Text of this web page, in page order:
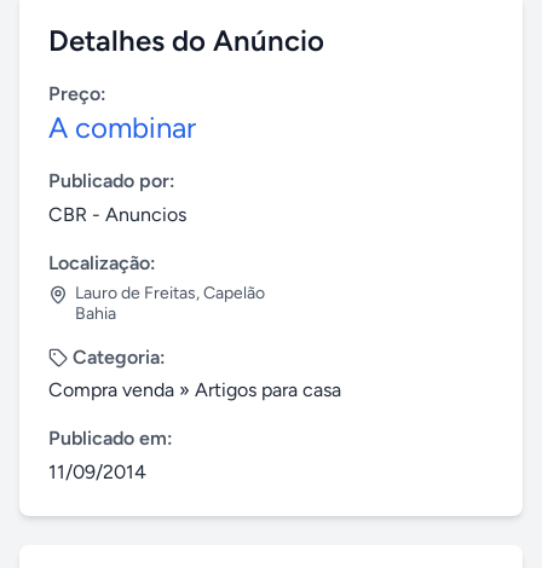
Detalhes do Anúncio
Preço:
A combinar
Publicado por:
CBR - Anuncios
Localização:
Lauro de Freitas,Capelão
Bahia
Categoria:
Compra venda » Artigos para casa
Publicado em:
11/09/2014